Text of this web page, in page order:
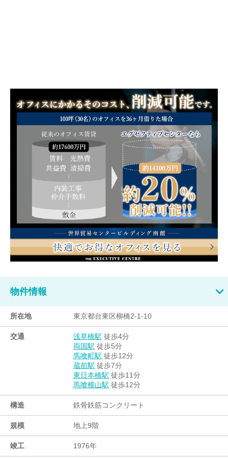
物件情報
所在地 東京都台東区柳橋2-1-10
交通 浅草橋駅 徒歩4分
両国駅 徒歩5分
馬喰町駅 徒歩12分
蔵前駅 徒歩7分
東日本橋駅 徒歩11分
馬喰横山駅 徒歩12分
構造 鉄骨鉄筋コンクリート
規模 地上9階
竣工 1976年